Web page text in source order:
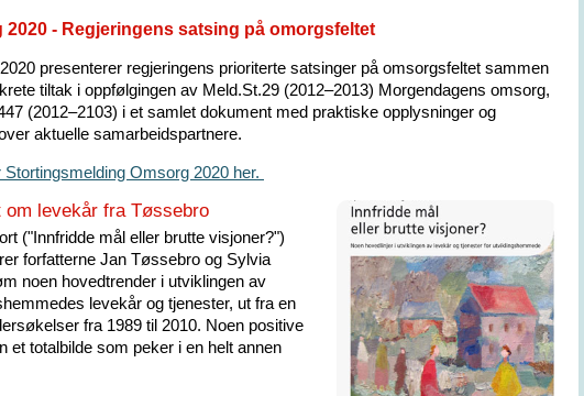
2020 - Regjeringens satsing på omorgsfeltet
presenterer regjeringens prioriterte satsinger på omsorgsfeltet sammen
tiltak i oppfølgingen av Meld.St.29 (2012–2013) Morgendagens omsorg,
(2012–2103) i et samlet dokument med praktiske opplysninger og
aktuelle samarbeidspartnere.
Stortingsmelding Omsorg 2020 her.
om levekår fra Tøssebro
("Innfridde mål eller brutte visjoner?")
forfatterne Jan Tøssebro og Sylvia
noen hovedtrender i utviklingen av
levekår og tjenester, ut fra en
fra 1989 til 2010. Noen positive
et totalbilde som peker i en helt annen